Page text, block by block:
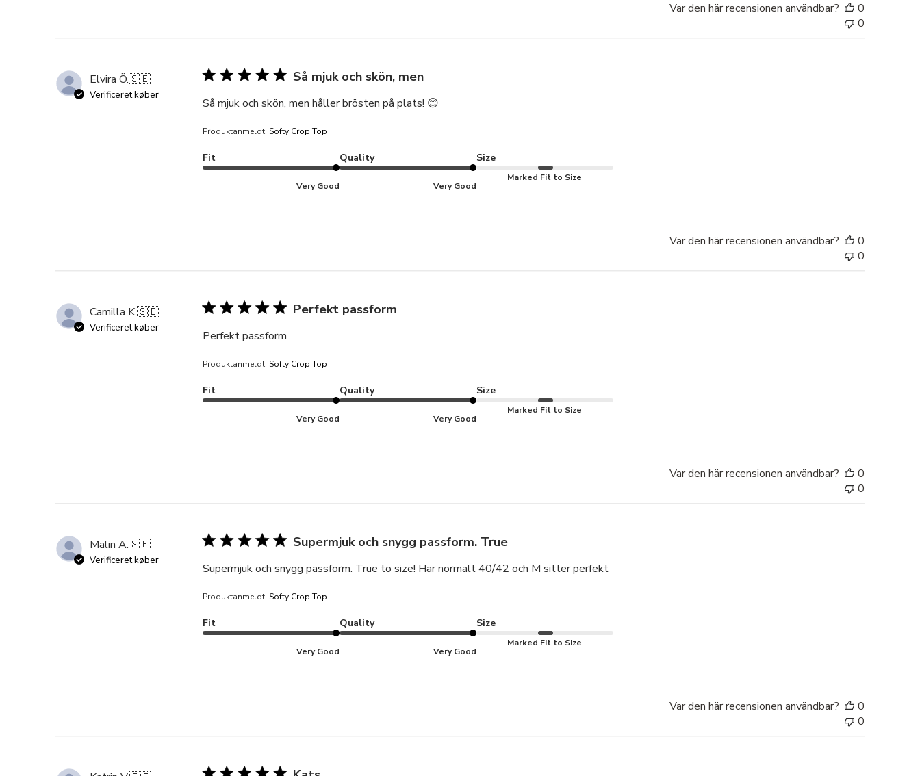
Var den här recensionen användbar?
0
0
Elvira Ö.🇸🇪
Verificeret køber
Så mjuk och skön, men
Så mjuk och skön, men håller brösten på plats! 😊
Produktanmeldt: Softy Crop Top
Fit
Very Good
Quality
Very Good
Size
Marked Fit to Size
Var den här recensionen användbar?
0
0
Camilla K.🇸🇪
Verificeret køber
Perfekt passform
Perfekt passform
Produktanmeldt: Softy Crop Top
Fit
Very Good
Quality
Very Good
Size
Marked Fit to Size
Var den här recensionen användbar?
0
0
Malin A.🇸🇪
Verificeret køber
Supermjuk och snygg passform. True
Supermjuk och snygg passform. True to size! Har normalt 40/42 och M sitter perfekt
Produktanmeldt: Softy Crop Top
Fit
Very Good
Quality
Very Good
Size
Marked Fit to Size
Var den här recensionen användbar?
0
0